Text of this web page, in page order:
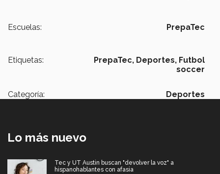
Escuelas: PrepaTec
Etiquetas: PrepaTec, Deportes, Futbol
soccer
Categoría: Deportes
Lo más nuevo
Tec y UT Austin buscan "devolver la voz" a
hispanohablantes con afasia